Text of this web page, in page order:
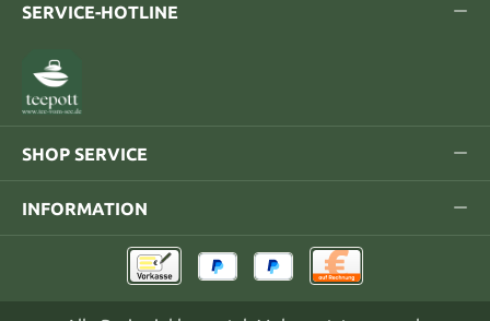
SERVICE-HOTLINE
SHOP SERVICE
INFORMATION